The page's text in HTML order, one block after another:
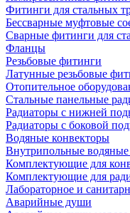
Фитинги для стальных
Бессварные муфтовые
Сварные фитинги для
Фланцы
Резьбовые фитинги
Латунные резьбовые
Отопительное
Стальные панельные
Радиаторы с нижней
Радиаторы с боковой
Водяные конвекторы
Внутрипольные
Комплектующие для
Комплектующие для
Лабораторное и
Аварийные души